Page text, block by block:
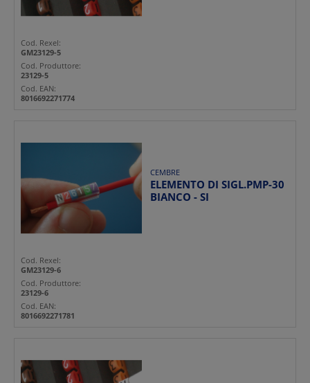
Cod. Rexel:
GM23129-5
Cod. Produttore:
23129-5
Cod. EAN:
8016692271774
CEMBRE
ELEMENTO DI SIGL.PMP-30
BIANCO - SI
Cod. Rexel:
GM23129-6
Cod. Produttore:
23129-6
Cod. EAN:
8016692271781